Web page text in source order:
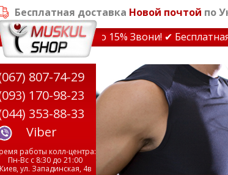
Бесплатная доставка Новой почтой по
на тренажеры до 15% Звони! ✔ Бесплатная
807-74-29
170-98-23
353-88-33
Viber
работы колл-центра:
Пн-Вс с 8:30 до 21:00
Киев, ул. Западинская, 4в